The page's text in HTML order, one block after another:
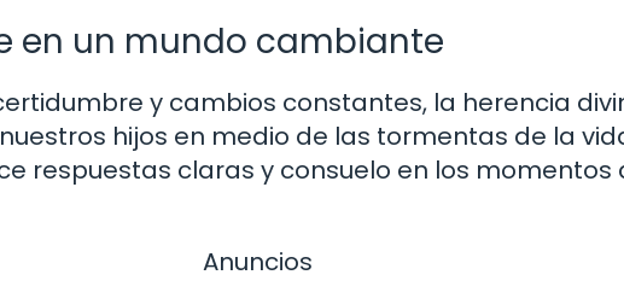
en un mundo cambiante
y cambios constantes, la herencia
hijos en medio de las tormentas de la
respuestas claras y consuelo en los momentos
Anuncios